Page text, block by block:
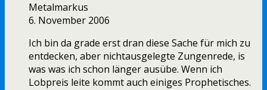
Metalmarkus
6. November 2006
Ich bin da grade erst dran diese Sache für mich zu
entdecken, aber nichtausgelegte Zungenrede, is
was was ich schon länger ausübe. Wenn ich
Lobpreis leite kommt auch einiges Prophetisches.